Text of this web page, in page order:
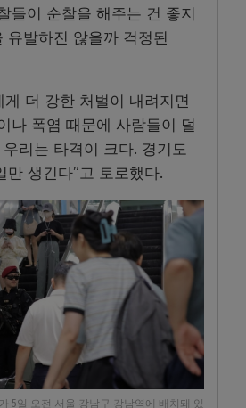
들이 순찰을 해주는 건 좋지
유발하진 않을까 걱정된
게 더 강한 처벌이 내려지면
나 폭염 때문에 사람들이 덜
리는 타격이 크다. 경기도
만 생긴다”고 토로했다.
5일 오전 서울 강남구 강남역에 배치돼 있